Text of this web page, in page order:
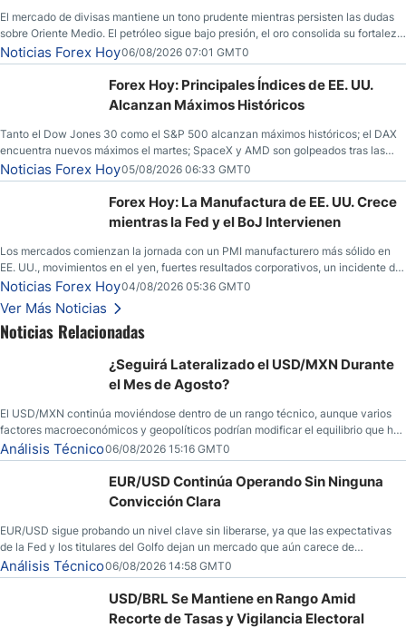
El mercado de divisas mantiene un tono prudente mientras persisten las dudas
sobre Oriente Medio. El petróleo sigue bajo presión, el oro consolida su fortaleza
y los operadores esperan nuevas referencias económicas desde Estados
Unidos.
Noticias Forex Hoy06/08/2026 07:01 GMT0
Forex Hoy: Principales Índices de EE. UU.
Alcanzan Máximos Históricos
Tanto el Dow Jones 30 como el S&P 500 alcanzan máximos históricos; el DAX
encuentra nuevos máximos el martes; SpaceX y AMD son golpeados tras las
llamadas de ganancias; el petróleo crudo cae por debajo de los $80 con nuevas
esperanzas; el dólar estadounidense continúa intentando estabilizarse frente al
yen; el peso mexicano ve un repunte a medida que las tasas caen en EE. UU.
Noticias Forex Hoy05/08/2026 06:33 GMT0
Forex Hoy: La Manufactura de EE. UU. Crece
mientras la Fed y el BoJ Intervienen
Los mercados comienzan la jornada con un PMI manufacturero más sólido en
EE. UU., movimientos en el yen, fuertes resultados corporativos, un incidente de
seguridad en Bitcoin y nuevas señales desde el mercado del petróleo.
Noticias Forex Hoy04/08/2026 05:36 GMT0
Ver Más Noticias
Noticias Relacionadas
¿Seguirá Lateralizado el USD/MXN Durante
el Mes de Agosto?
El USD/MXN continúa moviéndose dentro de un rango técnico, aunque varios
factores macroeconómicos y geopolíticos podrían modificar el equilibrio que ha
dominado al mercado en las últimas semanas.
Análisis Técnico06/08/2026 15:16 GMT0
EUR/USD Continúa Operando Sin Ninguna
Convicción Clara
EUR/USD sigue probando un nivel clave sin liberarse, ya que las expectativas
de la Fed y los titulares del Golfo dejan un mercado que aún carece de
convicción real.
Análisis Técnico06/08/2026 14:58 GMT0
USD/BRL Se Mantiene en Rango Amid
Recorte de Tasas y Vigilancia Electoral